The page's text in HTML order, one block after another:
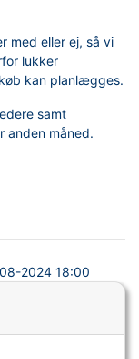
med eller ej, så vi
lukker
kan planlægges.
samt
anden måned.
2024 18:00